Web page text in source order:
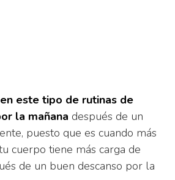
este tipo de rutinas de
la mañana después de un
puesto que es cuando más
cuerpo tiene más carga de
de un buen descanso por la